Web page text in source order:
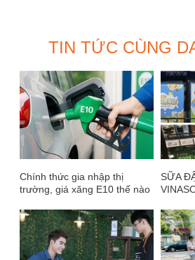
TIN TỨC CÙNG
Chính thức gia nhập thị
trường, giá xăng E10 thế nào
SỮA
BẢN